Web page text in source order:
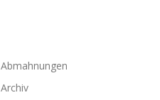
Abmahnungen
Archiv